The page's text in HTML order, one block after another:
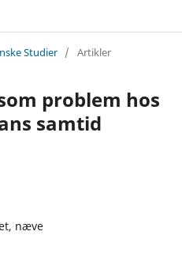
Studier / Artikler
problem hos
samtid
næve